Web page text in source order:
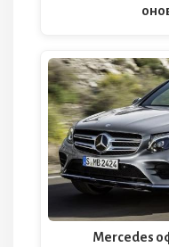
Mercedes